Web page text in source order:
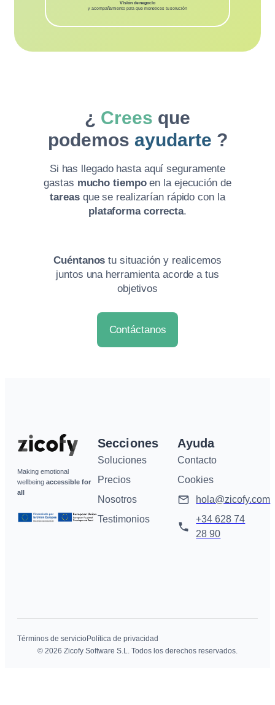
Visión de negocio
y acompañamiento para que monetices tu solución
¿ Crees que
podemos ayudarte ?
Si has llegado hasta aquí seguramente
gastas mucho tiempoen la ejecución de
tareasque se realizarían rápido con la
plataforma correcta.
Cuéntanos tu situación y realicemos
juntos una herramienta acorde a tus
objetivos
Contáctanos
Making emotional
wellbeing accessible for
all
Secciones
Soluciones
Precios
Nosotros
Testimonios
Ayuda
Contacto
Cookies
hola@zicofy.com
+34 628 74
28 90
© 2026 Zicofy Software S.L. Todos los derechos reservados.
Términos de servicioPolítica de privacidad